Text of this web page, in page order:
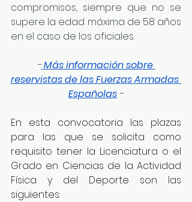
compromisos, siempre que no se
supere la edad máxima de 58 años
en el caso de los oficiales.
-Más información sobre
reservistas de las Fuerzas Armadas
Españolas -
En esta convocatoria las plazas
para las que se solicita como
requisito tener la Licenciatura o el
Grado en Ciencias de la Actividad
Física y del Deporte son las
siguientes: